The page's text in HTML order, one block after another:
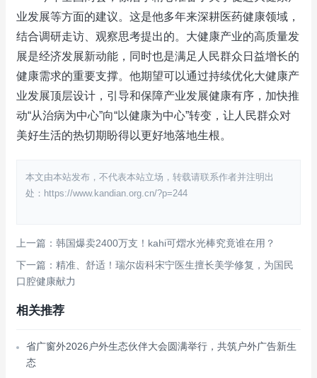
业发展等方面的建议。这是他多年来深耕医药健康领域，
结合调研走访、观察思考提出的。大健康产业的高质量发
展是经济发展新动能，同时也是满足人民群众日益增长的
健康需求的重要支撑。他期望可以通过持续优化大健康产
业发展顶层设计，引导和保障产业发展健康有序，加快推
动“从治病为中心”向“以健康为中心”转变，让人民群众对
美好生活的热切期盼得以更好地落地生根。
本文由本站发布，不代表本站立场，转载请联系作者并注明出
处：https://www.kandian.org.cn/?p=244
上一篇：韩国爆卖2400万支！kahi可熠水光棒究竟谁在用？
下一篇：精准、舒适！瑞尔齿科宋宁医生擅长美学修复，为国民
口腔健康献力
相关推荐
省广窗外2026户外生态伙伴大会圆满举行，共筑户外广告新生
态